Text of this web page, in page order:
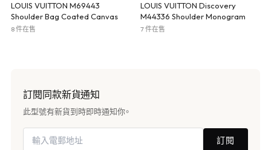
LOUIS VUITTON M69443
Shoulder Bag Coated Canvas
8 件在售
LOUIS VUITTON Discovery
M44336 Shoulder Monogram
7 件在售
訂閱同款新貨通知
此型號有新貨到時即時通知你。
訂閱